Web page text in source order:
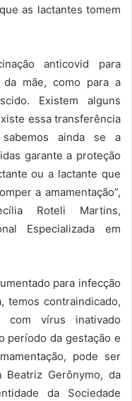
as lactantes tomem
anticovid para
mãe, como para a
Existem alguns
essa transferência
ainda se a
garante a proteção
ou a lactante que
a amamentação”,
Roteli Martins,
Especializada em
para infecção
temos contraindicado,
vírus inativado
período da gestação e
pode ser
Beatriz Gerônymo, da
da Sociedade